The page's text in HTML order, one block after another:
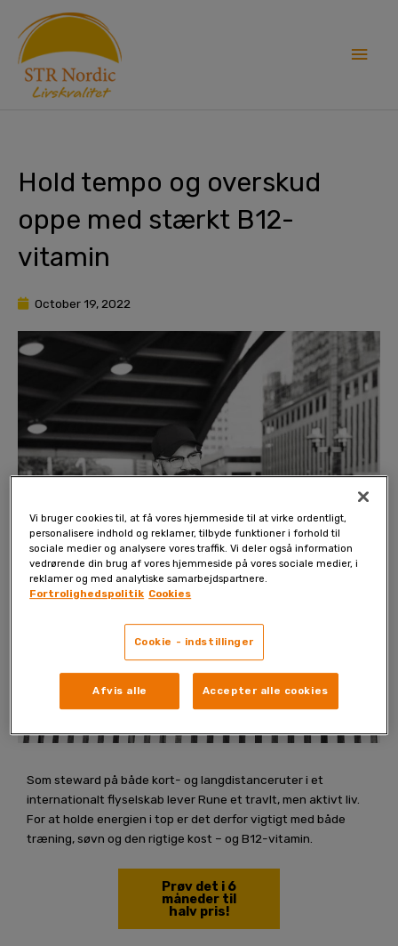
content
Hold tempo og overskud
oppe med stærkt B12-
vitamin
October 19, 2022
Som steward på både kort- og langdistanceruter i et
internationalt flyselskab lever Rune et travlt, men aktivt liv.
For at holde energien i top er det derfor vigtigt med både
træning, søvn og den rigtige kost – og B12-vitamin.
Prøv det i 6
måneder til
halv pris!
Vi bruger cookies til, at få vores hjemmeside til at virke ordentligt,
personalisere indhold og reklamer, tilbyde funktioner i forhold til
sociale medier og analysere vores traffik. Vi deler også information
vedrørende din brug af vores hjemmeside på vores sociale medier, i
reklamer og med analytiske samarbejdspartnere.
Fortrolighedspolitik Cookies
Cookie - indstillinger
Afvis alle Accepter alle cookies